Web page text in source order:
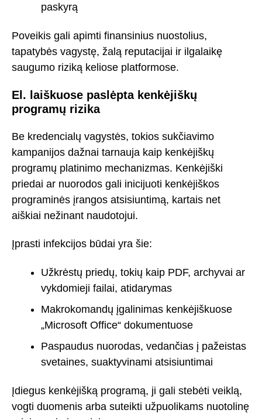
paskyrą
Poveikis gali apimti finansinius nuostolius,
tapatybės vagystę, žalą reputacijai ir ilgalaikę
saugumo riziką keliose platformose.
El. laiškuose paslėpta kenkėjiškų
programų rizika
Be kredencialų vagystės, tokios sukčiavimo
kampanijos dažnai tarnauja kaip kenkėjiškų
programų platinimo mechanizmas. Kenkėjiški
priedai ar nuorodos gali inicijuoti kenkėjiškos
programinės įrangos atsisiuntimą, kartais net
aiškiai nežinant naudotojui.
Įprasti infekcijos būdai yra šie:
Užkrėstų priedų, tokių kaip PDF, archyvai ar
vykdomieji failai, atidarymas
Makrokomandų įgalinimas kenkėjiškuose
„Microsoft Office“ dokumentuose
Paspaudus nuorodas, vedančias į pažeistas
svetaines, suaktyvinami atsisiuntimai
Įdiegus kenkėjišką programą, ji gali stebėti veiklą,
vogti duomenis arba suteikti užpuolikams nuotolinę